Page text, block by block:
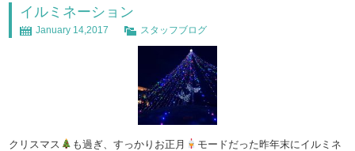
イルミネーション
January 14,2017 スタッフブログ
クリスマス も過ぎ、すっかりお正月
モードだった昨年末にイルミネ